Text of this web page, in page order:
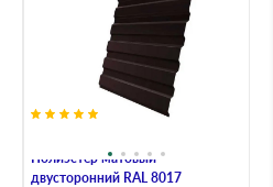
Полиэстер матовый
двусторонний RAL 8017